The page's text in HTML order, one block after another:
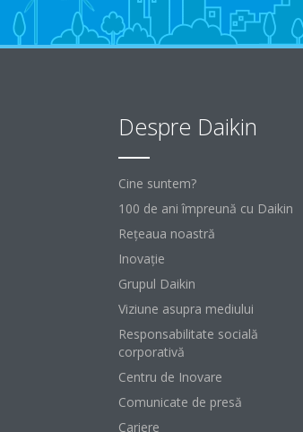
Despre Daikin
Cine suntem?
100 de ani împreună cu Daikin
Reţeaua noastră
Inovaţie
Grupul Daikin
Viziune asupra mediului
Responsabilitate socială
corporativă
Centru de Inovare
Comunicate de presă
Cariere